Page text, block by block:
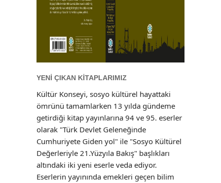
YENİ ÇIKAN KİTAPLARIMIZ
Kültür Konseyi, sosyo kültürel hayattaki
ömrünü tamamlarken 13 yılda gündeme
getirdiği kitap yayınlarına 94 ve 95. eserler
olarak "Türk Devlet Geleneğinde
Cumhuriyete Giden yol" ile "Sosyo Kültürel
Değerleriyle 21.Yüzyıla Bakış" başlıkları
altındaki iki yeni eserle veda ediyor.
Eserlerin yayınında emekleri geçen bilim